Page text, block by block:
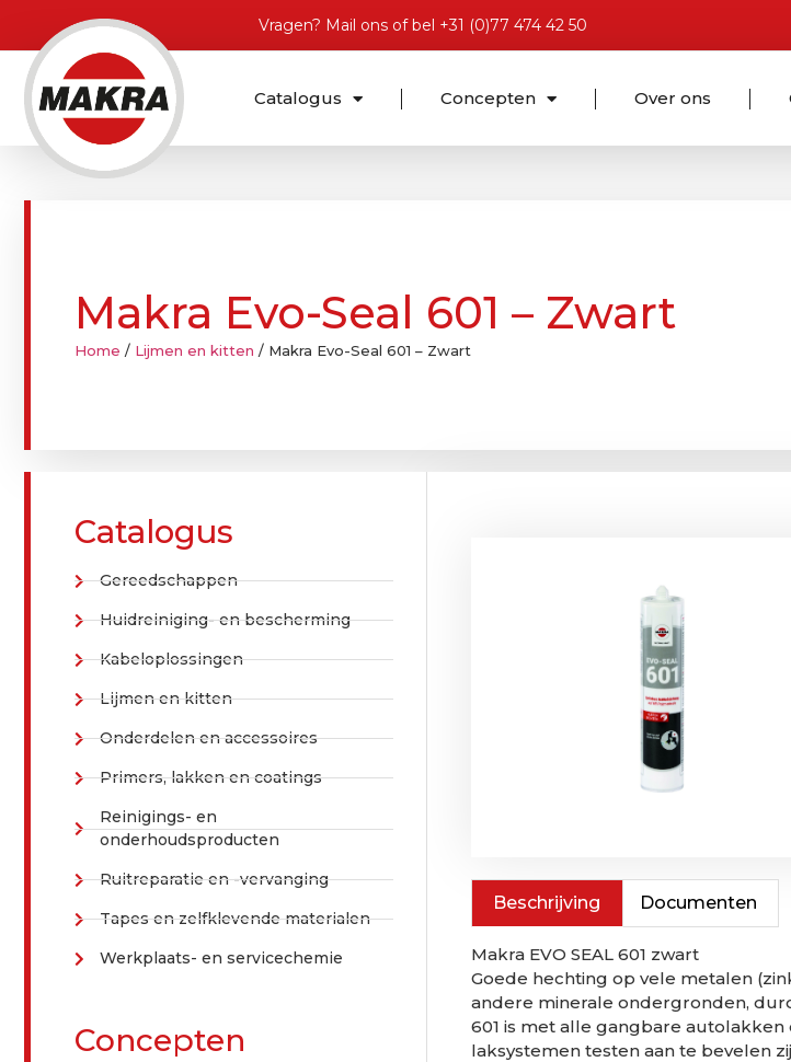
Vragen? Mail onsof bel +31 (0)77 474 42 50
Catalogus Concepten Over ons
Makra Evo-Seal 601 – Zwart
Home / Lijmen en kitten / Makra Evo-Seal 601 – Zwart
Catalogus
Gereedschappen
Huidreiniging- en bescherming
Kabeloplossingen
Lijmen en kitten
Onderdelen en accessoires
Primers, lakken en coatings
Reinigings- en
onderhoudsproducten
Ruitreparatie en -vervanging
Tapes en zelfklevende materialen
Werkplaats- en servicechemie
Concepten
Beschrijving Documenten
Makra EVO SEAL 601 zwart
Goede hechting op vele metalen
andere minerale ondergronden,
601 is met alle gangbare
laksystemen testen aan te bevelen